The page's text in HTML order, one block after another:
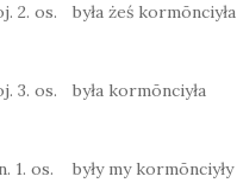
2. os.
była żeś kormōnciyła
3. os.
była kormōnciyła
1. os.
były my kormōnciyły